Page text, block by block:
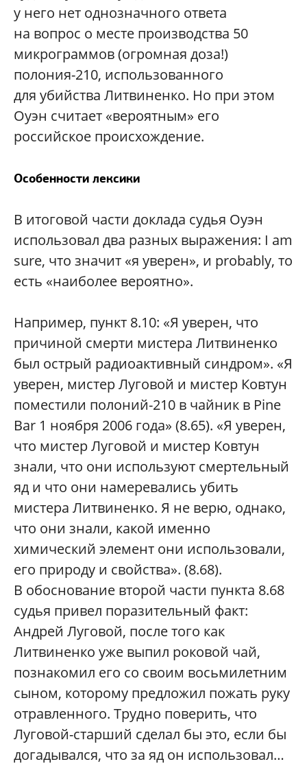
у него нет однозначного ответа
на вопрос о месте производства 50
микрограммов (огромная доза!)
полония-210, использованного
для убийства Литвиненко. Но при этом
Оуэн считает «вероятным» его
российское происхождение.
Особенности лексики
В итоговой части доклада судья Оуэн
использовал два разных выражения: I am
sure, что значит «я уверен», и probably, то
есть «наиболее вероятно».
Например, пункт 8.10: «Я уверен, что
причиной смерти мистера Литвиненко
был острый радиоактивный синдром». «Я
уверен, мистер Луговой и мистер Ковтун
поместили полоний-210 в чайник в Pine
Bar 1 ноября 2006 года» (8.65). «Я уверен,
что мистер Луговой и мистер Ковтун
знали, что они используют смертельный
яд и что они намеревались убить
мистера Литвиненко. Я не верю, однако,
что они знали, какой именно
химический элемент они использовали,
его природу и свойства». (8.68).
В обоснование второй части пункта 8.68
судья привел поразительный факт:
Андрей Луговой, после того как
Литвиненко уже выпил роковой чай,
познакомил его со своим восьмилетним
сыном, которому предложил пожать руку
отравленного. Трудно поверить, что
Луговой-старший сделал бы это, если бы
догадывался, что за яд он использовал…